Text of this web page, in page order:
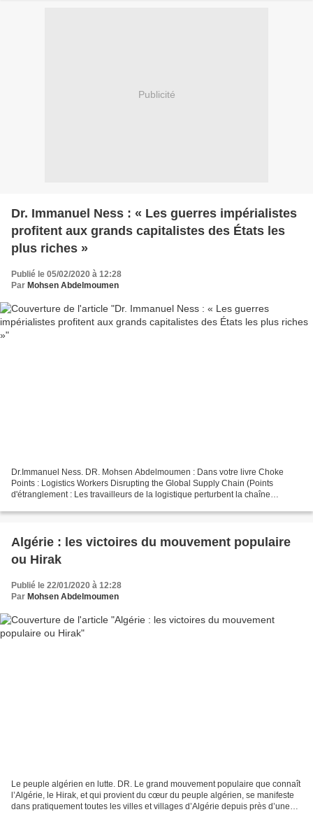
Publicité
Dr. Immanuel Ness : « Les guerres impérialistes
profitent aux grands capitalistes des États les
plus riches »
Publié le 05/02/2020 à 12:28
Par Mohsen Abdelmoumen
Dr.Immanuel Ness. DR. Mohsen Abdelmoumen : Dans votre livre Choke
Points : Logistics Workers Disrupting the Global Supply Chain (Points
d'étranglement : Les travailleurs de la logistique perturbent la chaîne
Algérie : les victoires du mouvement populaire
ou Hirak
Publié le 22/01/2020 à 12:28
Par Mohsen Abdelmoumen
Le peuple algérien en lutte. DR. Le grand mouvement populaire que connaît
l’Algérie, le Hirak, et qui provient du cœur du peuple algérien, se manifeste
dans pratiquement toutes les villes et villages d’Algérie depuis près d’une